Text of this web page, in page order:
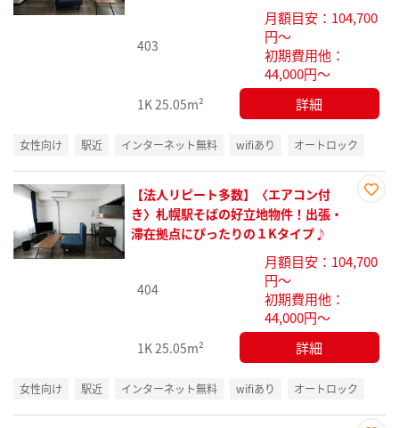
録
403
月額目安：104,700
円～
初期費用他：
44,000円～
1K25.05m² 詳細
女性向け 駅近 インターネット無料 wifiあり オートロック
録
【法人リピート多数】〈エアコン付
き〉札幌駅そばの好立地物件！出張・
滞在拠点にぴったりの１Kタイプ♪
404
月額目安：104,700
円～
初期費用他：
44,000円～
1K25.05m² 詳細
女性向け 駅近 インターネット無料 wifiあり オートロック